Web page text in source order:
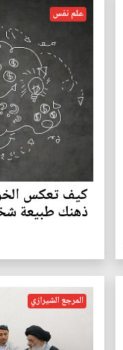
علم نفس
كيف تعكس
ذهنك طبيعة
المرجع الشيرازي